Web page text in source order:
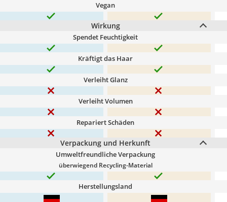
Vegan
Wirkung
Spendet Feuchtigkeit
Kräftigt das Haar
Verleiht Glanz
Verleiht Volumen
Repariert Schäden
Verpackung und Herkunft
Umweltfreundliche Verpackung
überwiegend Recycling-Material
Herstellungsland